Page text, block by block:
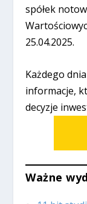
spółek
25.04.2025.
Każdego
informacje,
decyzje
Ważne